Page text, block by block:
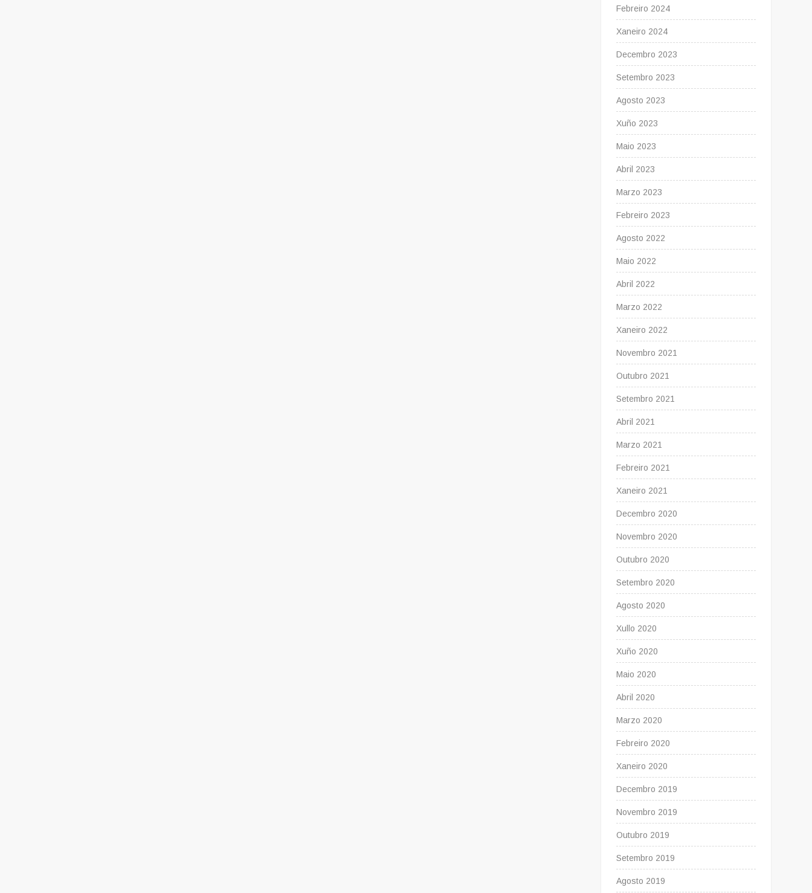
Febreiro 2024
Xaneiro 2024
Decembro 2023
Setembro 2023
Agosto 2023
Xuño 2023
Maio 2023
Abril 2023
Marzo 2023
Febreiro 2023
Agosto 2022
Maio 2022
Abril 2022
Marzo 2022
Xaneiro 2022
Novembro 2021
Outubro 2021
Setembro 2021
Abril 2021
Marzo 2021
Febreiro 2021
Xaneiro 2021
Decembro 2020
Novembro 2020
Outubro 2020
Setembro 2020
Agosto 2020
Xullo 2020
Xuño 2020
Maio 2020
Abril 2020
Marzo 2020
Febreiro 2020
Xaneiro 2020
Decembro 2019
Novembro 2019
Outubro 2019
Setembro 2019
Agosto 2019